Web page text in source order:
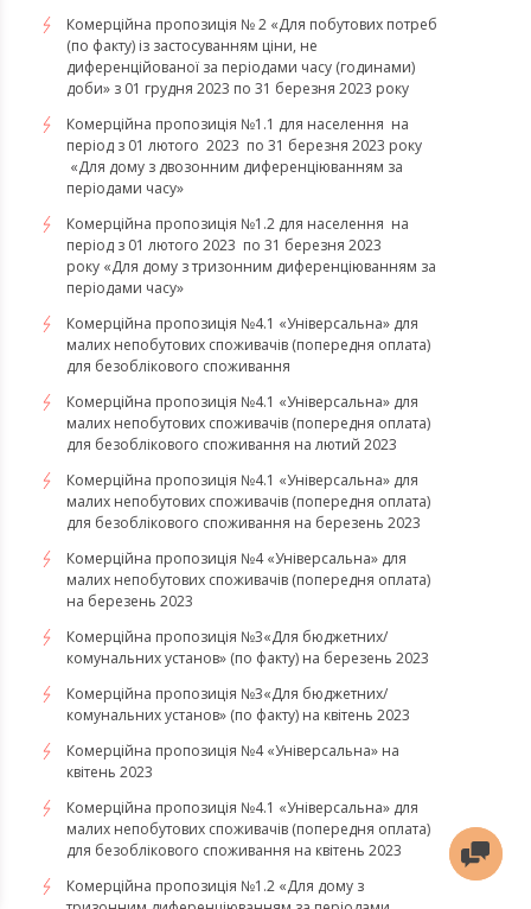
Комерційна пропозиція № 2 «Для побутових потреб
(по факту) із застосуванням ціни, не
диференційованої за періодами часу (годинами)
доби» з 01 грудня 2023 по 31 березня 2023 року
Комерційна пропозиція №1.1 для населення на
період з 01 лютого 2023 по 31 березня 2023 року
«Для дому з двозонним диференціюванням за
періодами часу»
Комерційна пропозиція №1.2 для населення на
період з 01 лютого 2023 по 31 березня 2023
року «Для дому з тризонним диференціюванням за
періодами часу»
​​​​​​​Комерційна пропозиція №4.1 «Універсальна» для
малих непобутових споживачів (попередня оплата)
для безоблікового споживання
Комерційна пропозиція №4.1 «Універсальна» для
малих непобутових споживачів (попередня оплата)
для безоблікового споживання на лютий 2023
Комерційна пропозиція №4.1 «Універсальна» для
малих непобутових споживачів (попередня оплата)
для безоблікового споживання на березень 2023
​​​​​​​Комерційна пропозиція №4 «Універсальна» для
малих непобутових споживачів (попередня оплата)
на березень 2023
​​​​​​​Комерційна пропозиція №3«Для бюджетних/
комунальних установ» (по факту) на березень 2023
Комерційна пропозиція №3«Для бюджетних/
комунальних установ» (по факту) на квітень 2023
Комерційна пропозиція №4 «Універсальна» на
квітень 2023
Комерційна пропозиція №4.1 «Універсальна» для
малих непобутових споживачів (попередня оплата)
для безоблікового споживання на квітень 2023
Комерційна пропозиція №1.2 «Для дому з